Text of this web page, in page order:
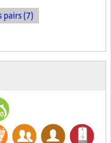
pairs (7)